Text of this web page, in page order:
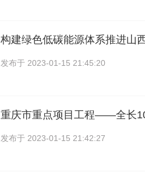
构建绿色低碳能源体系推进山
发布于 2023-01-15 21:45:20
重庆市重点项目工程——全长
发布于 2023-01-15 21:42:27